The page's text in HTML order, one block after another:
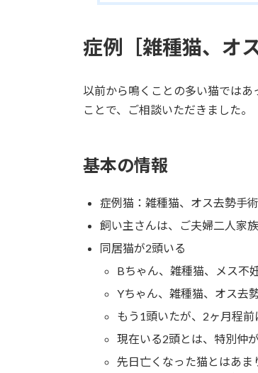
症例［雑種猫、オ
以前から鳴くことの多い猫では
ことで、ご相談いただきました。
基本の情報
症例猫：雑種猫、オス去勢手
飼い主さんは、ご夫婦二人家族
同居猫が2頭いる
Bちゃん、雑種猫、メス不
Yちゃん、雑種猫、オス去
もう1頭いたが、2ヶ月程前
現在いる2頭とは、特別仲
先日亡くなった猫とはあ